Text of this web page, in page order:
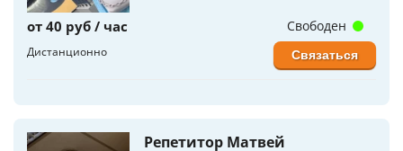
от 40 руб / час
Дистанционно
Свободен
Связаться
Репетитор Матвей